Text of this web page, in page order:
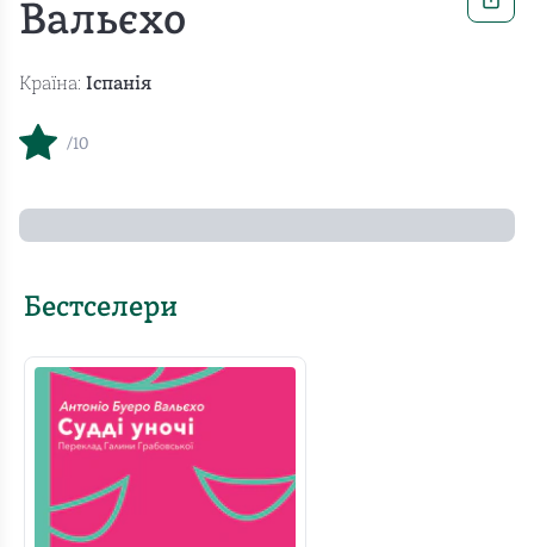
Вальєхо
Країна: Іспанія
/10
Бестселери